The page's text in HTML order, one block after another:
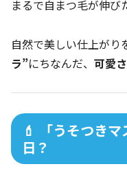
まるで自まつ毛が伸び
自然で美しい仕上がり
ラ”にちなんだ、 可愛
💄 「うそつき
日？